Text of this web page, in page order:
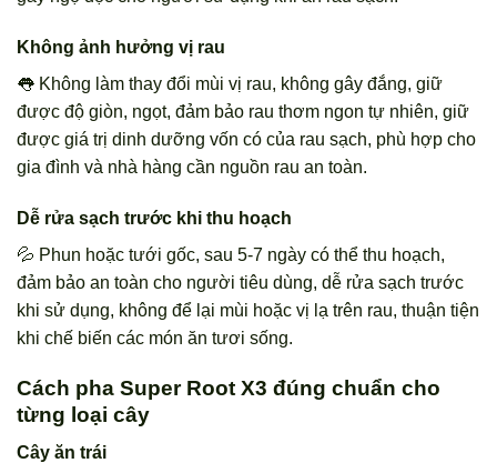
Không ảnh hưởng vị rau
👅 Không làm thay đổi mùi vị rau, không gây đắng, giữ
được độ giòn, ngọt, đảm bảo rau thơm ngon tự nhiên, giữ
được giá trị dinh dưỡng vốn có của rau sạch, phù hợp cho
gia đình và nhà hàng cần nguồn rau an toàn.
Dễ rửa sạch trước khi thu hoạch
💦 Phun hoặc tưới gốc, sau 5-7 ngày có thể thu hoạch,
đảm bảo an toàn cho người tiêu dùng, dễ rửa sạch trước
khi sử dụng, không để lại mùi hoặc vị lạ trên rau, thuận tiện
khi chế biến các món ăn tươi sống.
Cách pha Super Root X3 đúng chuẩn cho
từng loại cây
Cây ăn trái